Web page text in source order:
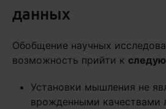
данных
Обобщение научных
возможность прийти к
Установки мышления не
врожденными качествами